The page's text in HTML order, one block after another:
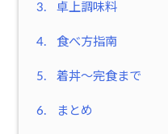
3. 卓上調味料
4. 食べ方指南
5. 着丼～完食まで
6. まとめ